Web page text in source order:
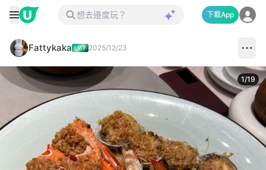
下載App
Fattykaka 2025/12/23
1/19